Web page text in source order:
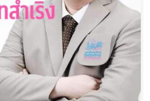
ราจารย์ ดร.นัทธพงศ์ นันทสำเริง